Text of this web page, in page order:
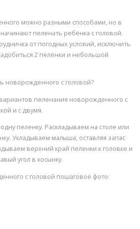
можно разными способами, но в
пеленать ребёнка с головой.
от погодных условий, исключить
2 пелёнки и небольшой
новорожденного с головой?
пеленания новорожденного с
и с двумя.
пеленку. Раскладываем на столе или
Укладываем малыша, оставляя запас
верхний край пеленки к головке и
угол в косынку.
с головой пошаговое фото: